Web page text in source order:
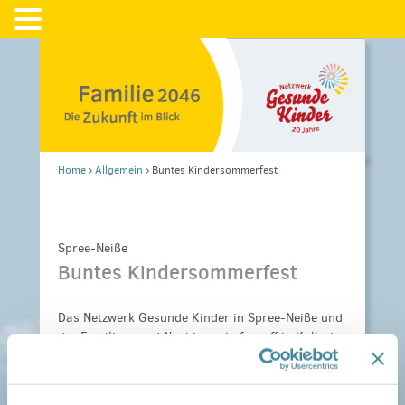
Home›Allgemein › Buntes Kindersommerfest
Spree-Neiße
Buntes Kindersommerfest
Das Netzwerk Gesunde Kinder in Spree-Neiße und
der Familien- und Nachbarschaftstreff in Kolkwitz
laden zum Sommerfest ein. Mit dabei ist auch das
Netzwerk Gesunde Kinder aus Cottbus. Mit